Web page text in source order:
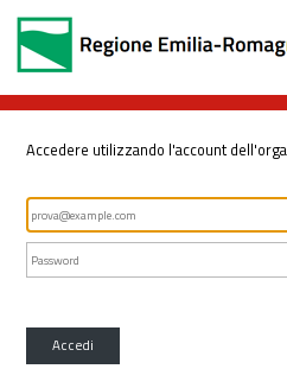
Accedere utilizzando l'account
Accedi